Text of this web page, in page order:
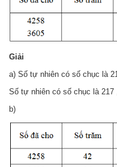
Giải
a) Số tự nhiên có số chục là
Số tự nhiên có số chục là
b)